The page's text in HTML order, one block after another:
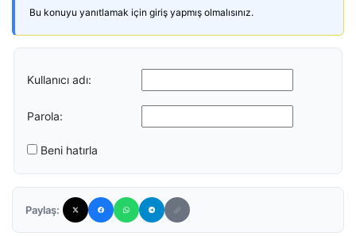
Bu konuyu yanıtlamak için giriş yapmış olmalısınız.
Kullanıcı adı:
Parola:
Beni hatırla
Paylaş: